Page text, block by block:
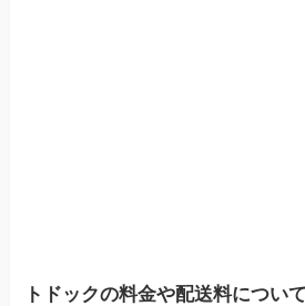
トドックの料金や配送料につい